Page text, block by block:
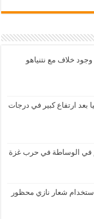
وجود خلاف مع نتنياهو
ارتفاع كبير في درجات
في الوساطة في حرب غزة
شعار نازي محظور